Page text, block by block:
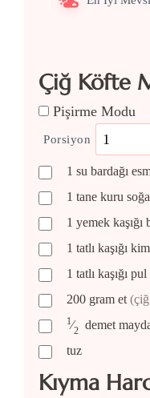
Çiğ Köfte
Pişirme Modu
Porsiyon
1 su bardağı
1 tane kuru
1 yemek kaşığı
1 tatlı kaşığı
1 tatlı kaşığı pul
200 gram et
1⁄2 demet
tuz
Kıyma